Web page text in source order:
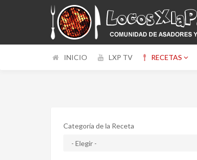
INICIO LXP TV RECETAS
Categoría de la Receta